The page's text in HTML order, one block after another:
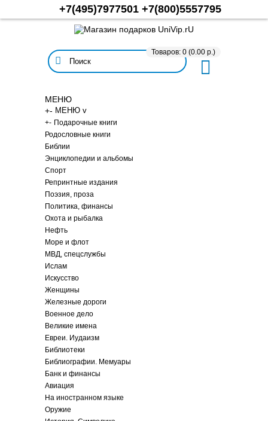
+7(495)7977501 +7(800)5557795
Товаров: 0 (0.00 р.)
МЕНЮ
+- МЕНЮ v
+- Подарочные книги
Родословные книги
Библии
Энциклопедии и альбомы
Спорт
Репринтные издания
Поэзия, проза
Политика, финансы
Охота и рыбалка
Нефть
Море и флот
МВД, спецслужбы
Ислам
Искусство
Женщины
Железные дороги
Военное дело
Великие имена
Евреи. Иудаизм
Библиотеки
Библиографии. Мемуары
Банк и финансы
Авиация
На иностранном языке
Оружие